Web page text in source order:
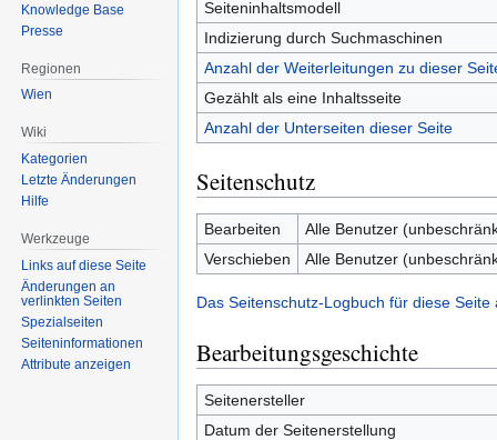
Seiteninhaltsmodell
Indizierung durch Suchmaschinen
Anzahl der Weiterleitungen zu dieser
Gezählt als eine Inhaltsseite
Anzahl der Unterseiten dieser Seite
Seitenschutz
Bearbeiten
Alle Benutzer
Verschieben
Alle Benutzer
Das Seitenschutz-Logbuch für diese Seite
Bearbeitungsgeschichte
Seitenersteller
Datum der Seitenerstellung
Knowledge Base
Presse
Regionen
Wien
Wiki
Kategorien
Letzte Änderungen
Hilfe
Werkzeuge
Links auf diese Seite
Änderungen an
verlinkten Seiten
Spezialseiten
Seiten­informationen
Attribute anzeigen